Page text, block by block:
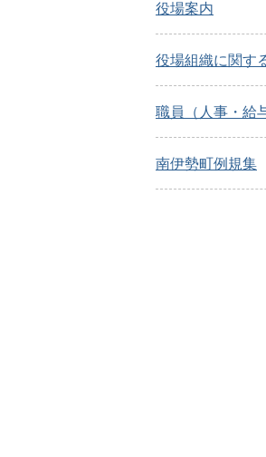
役場案内
役場組織に関す
職員（人事・給
南伊勢町例規集